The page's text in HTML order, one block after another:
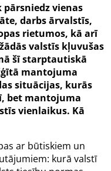
vienas
darbs ārvalstīs,
rietumos, kā arī
valstīs kļuvušas
šī starptautiskā
mantojuma
situācijas, kurās
bet mantojuma
vienlaikus. Kā
ar būtiskiem un
kurā valstī